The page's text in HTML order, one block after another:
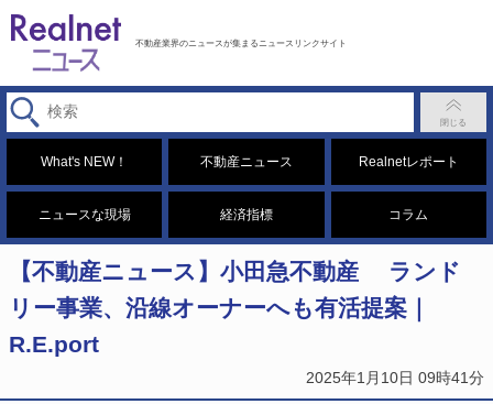
不動産業界のニュースが集まるニュースリンクサイト
What's NEW！ 不動産ニュース Realnetレポート
ニュースな現場 経済指標 コラム
【不動産ニュース】小田急不動産 ランド
リー事業、沿線オーナーへも有活提案｜
R.E.port
2025年1月10日 09時41分